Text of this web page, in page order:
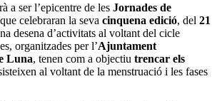
a ser l’epicentre de les Jornades de
celebraran la seva cinquena edició, del 21
desena d’activitats al voltant del cicle
organitzades per l’Ajuntament
Luna, tenen com a objectiu trencar els
al voltant de la menstruació i les fases